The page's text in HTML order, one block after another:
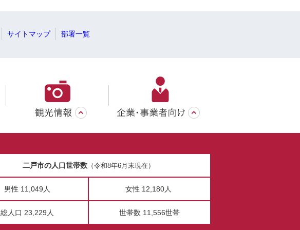
サイトマップ 部署一覧
二戸市の人口世帯数（令和8年6月末現在）
男性 11,049人 女性 12,180人
総人口 23,229人 世帯数 11,556世帯